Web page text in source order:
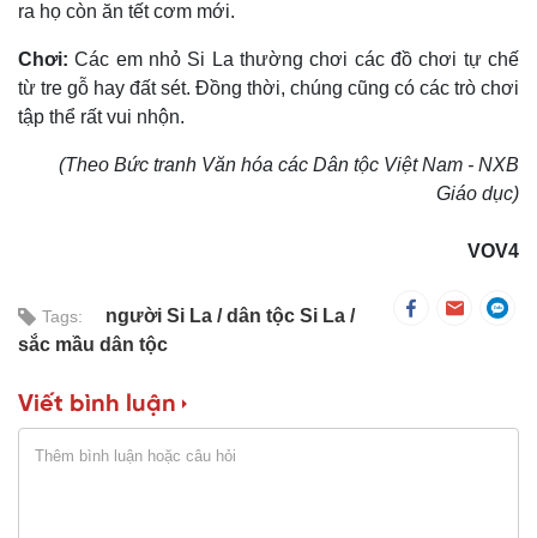
ra họ còn ăn tết cơm mới.
Chơi:Các em nhỏ Si La thường chơi các đồ chơi tự chế
từ tre gỗ hay đất sét. Ðồng thời, chúng cũng có các trò chơi
tập thể rất vui nhộn.
(Theo Bức tranh Văn hóa các Dân tộc Việt Nam - NXB
Giáo dục)
VOV4
Tags: người Si La
dân tộc Si La
sắc mầu dân tộc
Viết bình luận